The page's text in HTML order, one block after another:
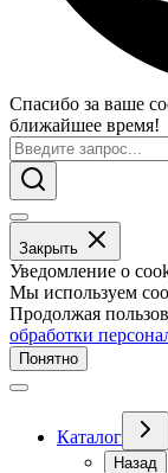
Спасибо за ваше
ближайшее время!
Закрыть
Уведомление о
Мы используем
Продолжая
обработки
Понятно
Каталог
Назад